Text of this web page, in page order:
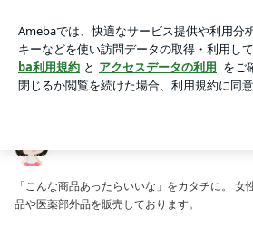
アプリをダウンロードして ブログの更新通
ょう。
「こんな商品あったらいいな」をカタチに。
品や医薬部外品を販売しております。